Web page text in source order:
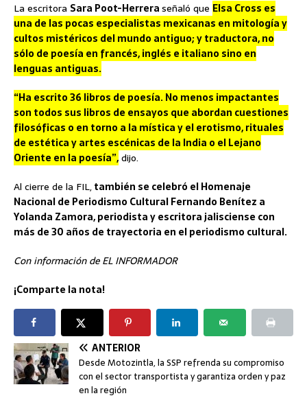
La escritora Sara Poot-Herreraseñaló que Elsa Cross es
una de las pocas especialistas mexicanas en mitología y
cultos mistéricos del mundo antiguo; y traductora, no
sólo de poesía en francés, inglés e italiano sino en
lenguas antiguas.
“Ha escrito 36 libros de poesía. No menos impactantes
son todos sus libros de ensayos que abordan cuestiones
filosóficas o en torno a la mística y el erotismo, rituales
de estética y artes escénicas de la India o el Lejano
Oriente en la poesía”,dijo.
Al cierre de la FIL,también se celebró el Homenaje
Nacional de Periodismo Cultural Fernando Benítez a
Yolanda Zamora, periodista y escritora jalisciense con
más de 30 años de trayectoria en el periodismo cultural.
Con información de EL INFORMADOR
¡Comparte la nota!
ANTERIOR
Desde Motozintla, la SSP refrenda su compromiso
con el sector transportista y garantiza orden y paz
en la región